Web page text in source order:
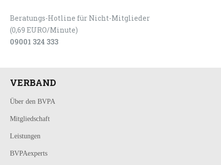
Beratungs-Hotline für Nicht-Mitglieder
(0,69 EURO/Minute)
09001 324 333
VERBAND
Über den BVPA
Mitgliedschaft
Leistungen
BVPAexperts